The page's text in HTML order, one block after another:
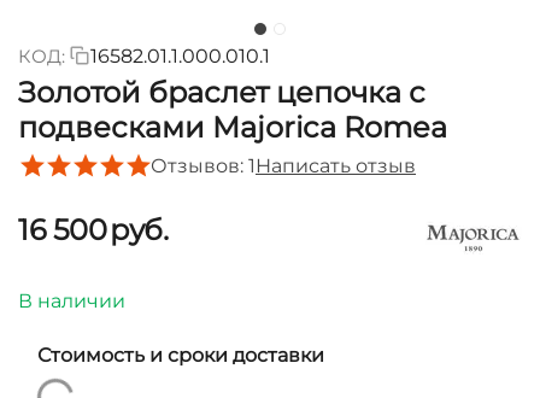
КОД: 16582.01.1.000.010.1
Золотой браслет цепочка с
подвесками Majorica Romea
Отзывов: 1 Написать отзыв
16 500руб.
В наличии
Стоимость и сроки доставки